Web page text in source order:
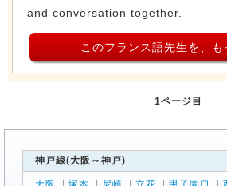
and conversation together.
このフランス語先生を、も
1ページ目
神戸線(大阪～神戸)